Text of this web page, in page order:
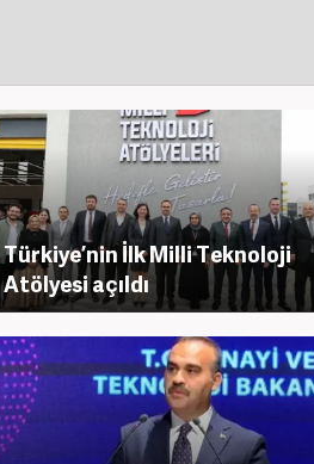
Türkiye’nin İlk Milli Teknoloji
Atölyesi açıldı